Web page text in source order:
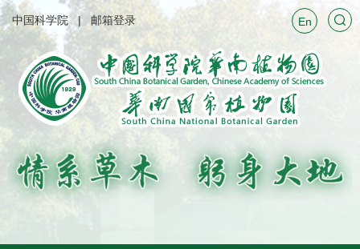
中国科学院 邮箱登录 En